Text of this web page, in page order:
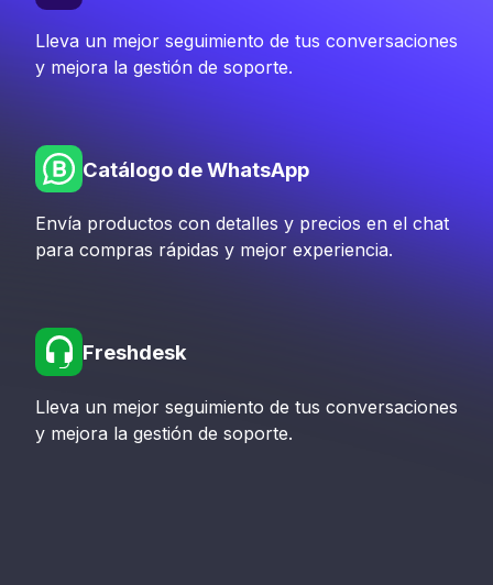
Lleva un mejor seguimiento de tus conversaciones
y mejora la gestión de soporte.
Catálogo de WhatsApp
Envía productos con detalles y precios en el chat
para compras rápidas y mejor experiencia.
Freshdesk
Lleva un mejor seguimiento de tus conversaciones
y mejora la gestión de soporte.